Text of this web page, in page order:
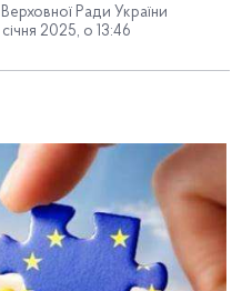
Ради України
2025, о 13:46